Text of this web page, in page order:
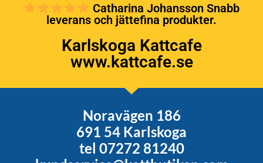
Catharina Johansson Snabb
leverans och jättefina produkter.
Karlskoga Kattcafe
www.kattcafe.se
Noravägen 186
691 54 Karlskoga
tel 07272 81240